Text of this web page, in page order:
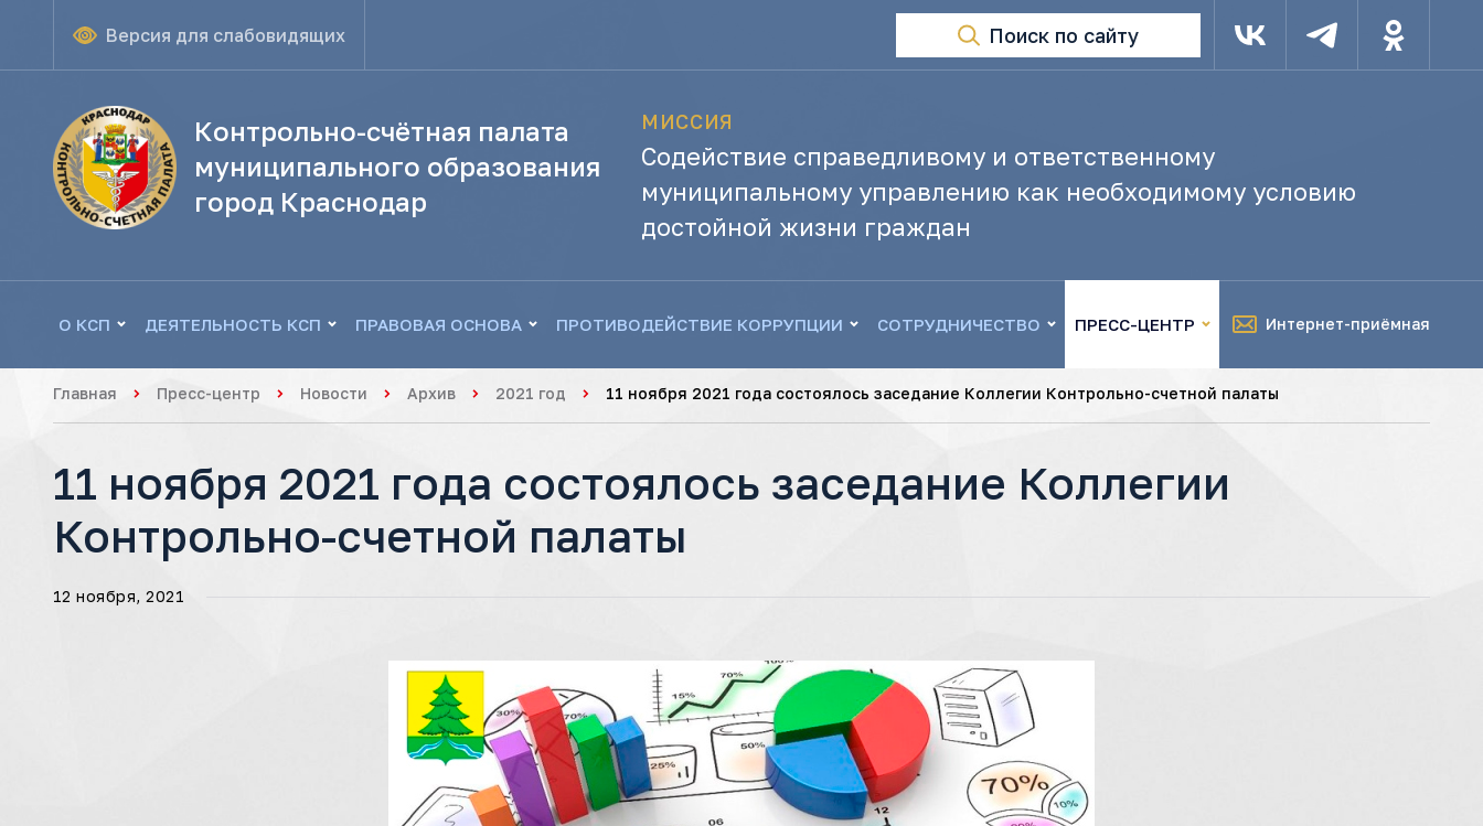
Версия для слабовидящих Поиск по сайту
Контрольно-счётная палата
муниципального образования
город Краснодар
МИССИЯ
Содействие справедливому и ответственному
муниципальному управлению как необходимому условию
достойной жизни граждан
О КСП ДЕЯТЕЛЬНОСТЬ КСП ПРАВОВАЯ ОСНОВА ПРОТИВОДЕЙСТВИЕ КОРРУПЦИИ СОТРУДНИЧЕСТВО ПРЕСС-ЦЕНТР Интернет-приёмная
Главная Пресс-центр Новости Архив 2021 год 11 ноября 2021 года состоялось заседание Коллегии Контрольно-счетной палаты
11 ноября 2021 года состоялось заседание Коллегии
Контрольно-счетной палаты
12 ноября, 2021